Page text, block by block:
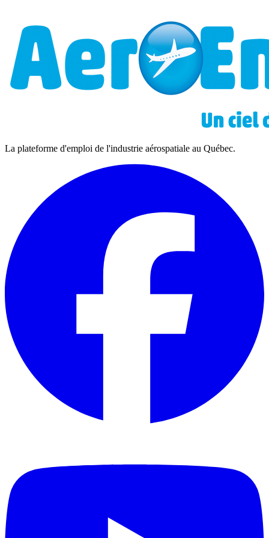
La plateforme d'emploi de l'industrie aérospatiale au Québec.